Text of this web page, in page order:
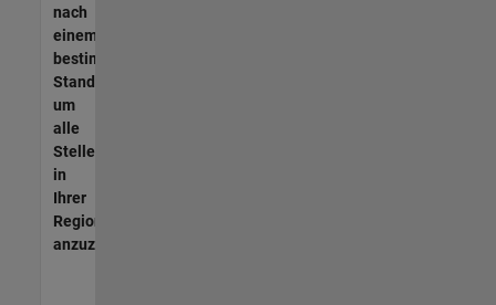
nach
einem
bestimmten
Standort,
um
alle
Stellenangebote
in
Ihrer
Region
anzuzeigen.